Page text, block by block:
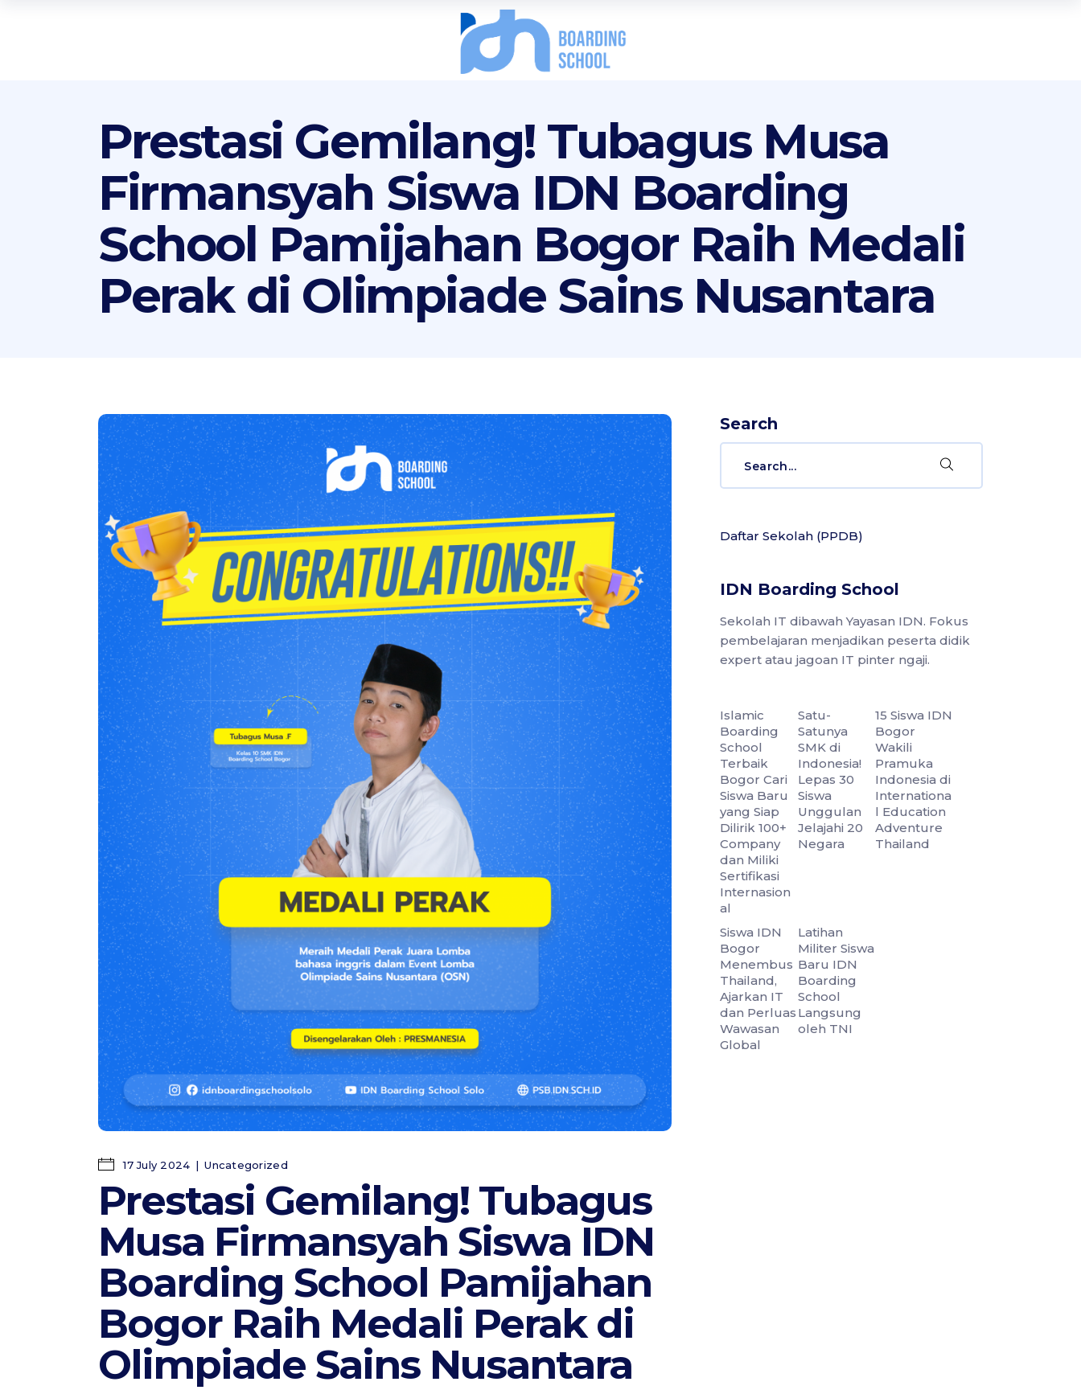
Prestasi Gemilang! Tubagus Musa
Firmansyah Siswa IDN Boarding
School Pamijahan Bogor Raih Medali
Perak di Olimpiade Sains Nusantara
17 July 2024 Uncategorized
Prestasi Gemilang! Tubagus
Musa Firmansyah Siswa IDN
Boarding School Pamijahan
Bogor Raih Medali Perak di
Olimpiade Sains Nusantara
Search
Daftar Sekolah (PPDB)
IDN Boarding School
Sekolah IT dibawah Yayasan IDN. Fokus
pembelajaran menjadikan peserta didik
expert atau jagoan IT pinter ngaji.
Islamic
Boarding
School
Terbaik
Bogor Cari
Siswa Baru
yang Siap
Dilirik 100+
Company
dan Miliki
Sertifikasi
Internasion
al
Satu-
Satunya
SMK di
Indonesia!
Lepas 30
Siswa
Unggulan
Jelajahi 20
Negara
15 Siswa IDN
Bogor
Wakili
Pramuka
Indonesia di
Internationa
l Education
Adventure
Thailand
Siswa IDN
Bogor
Menembus
Thailand,
Ajarkan IT
dan Perluas
Wawasan
Global
Latihan
Militer Siswa
Baru IDN
Boarding
School
Langsung
oleh TNI